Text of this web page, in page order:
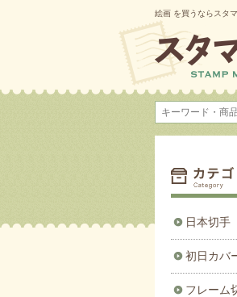
絵画 を買うならスタ
日本切手
初日カバ
フレーム